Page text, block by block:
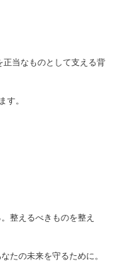
当なものとして支える背
す。
整えるべきものを整え
たの未来を守るために。